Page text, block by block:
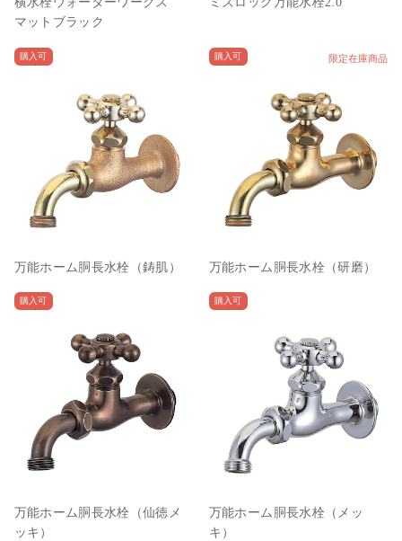
マットブラック
購入可
万能ホーム胴長水栓（鋳肌）
購入可 限定在庫商品
万能ホーム胴長水栓（研磨）
購入可
万能ホーム胴長水栓（仙徳メ
ッキ）
購入可
万能ホーム胴長水栓（メッ
キ）